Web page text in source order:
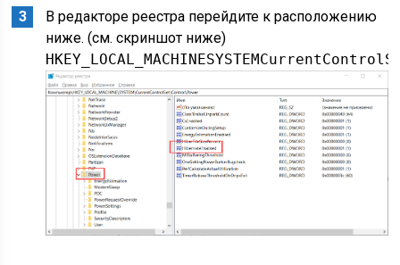
В редакторе реестра перейдите к расположению
ниже. (см. скриншот ниже)